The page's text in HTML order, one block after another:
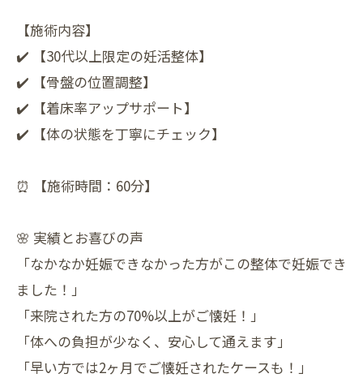
【施術内容】
✔️ 【30代以上限定の妊活整体】
✔️ 【骨盤の位置調整】
✔️ 【着床率アップサポート】
✔️ 【体の状態を丁寧にチェック】
⏰ 【施術時間：60分】
🌸 実績とお喜びの声
「なかなか妊娠できなかった方がこの整体で妊娠でき
ました！」
「来院された方の70%以上がご懐妊！」
「体への負担が少なく、安心して通えます」
「早い方では2ヶ月でご懐妊されたケースも！」